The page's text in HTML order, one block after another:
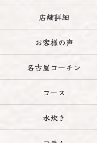
店舗詳細
お客様の声
名古屋コーチン
コース
水炊き